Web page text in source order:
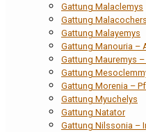
Gattung Malaclemys
Gattung
Gattung Malayemys
Gattung Manouria –
Gattung Mauremys
Gattung
Gattung Morenia –
Gattung Myuchelys
Gattung Natator
Gattung Nilssonia –